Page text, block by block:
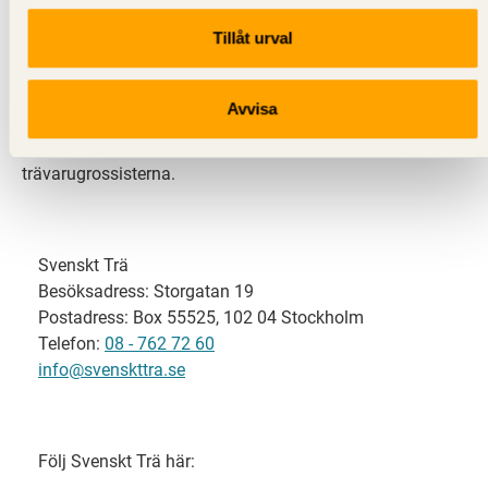
Tillåt urval
Avvisa
Svenskt Trä representerar svensk sågverksindustri
och är en del av branschorganisationen
svensk limträ-, KL-trä- och förpackningsindustri samt
trävarugrossisterna.
Svenskt Trä
Besöksadress: Storgatan 19
Postadress: Box 55525, 102 04 Stockholm
Telefon: 08 - 762 72 60
info@svenskttra.se
Följ Svenskt Trä här: